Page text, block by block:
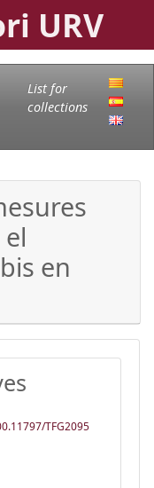
URV
List for
collections
en
TFG2095